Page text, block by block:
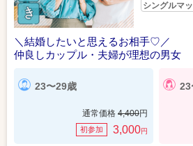
シングルマ
＼結婚したいと思えるお相手♡／
仲良しカップル・夫婦が理想の男女
23〜29歳
通常価格 4,400円
初参加 3,000円
23